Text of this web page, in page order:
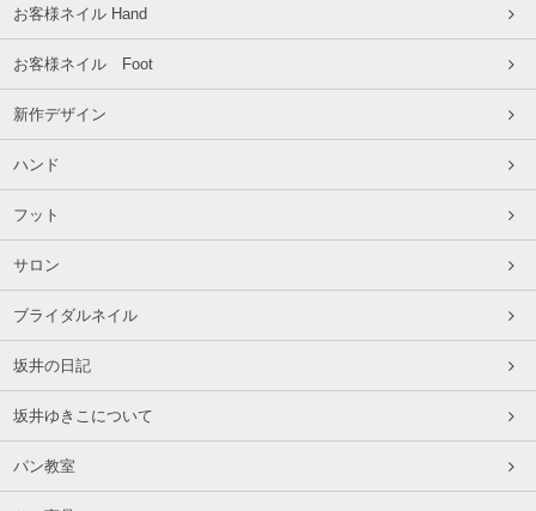
お客様ネイル Hand
お客様ネイル Foot
新作デザイン
ハンド
フット
サロン
ブライダルネイル
坂井の日記
坂井ゆきこについて
パン教室